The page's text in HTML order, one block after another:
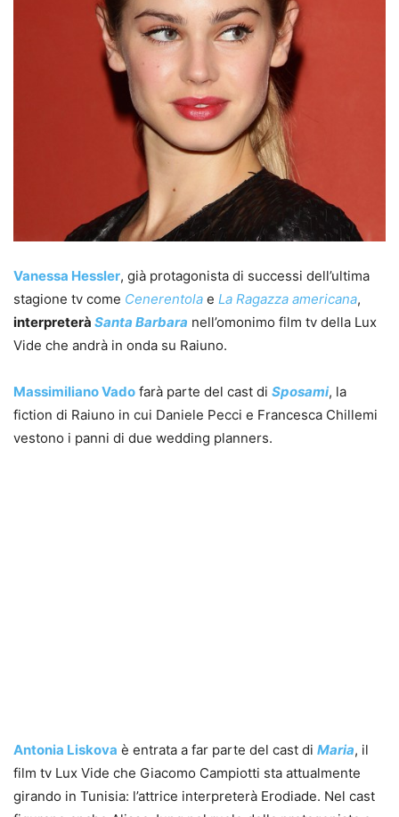
Vanessa Hessler, già protagonista di successi dell’ultima
stagione tv come Cenerentola e La Ragazza americana,
interpreterà Santa Barbara nell’omonimo film tv della Lux
Vide che andrà in onda su Raiuno.
Massimiliano Vado farà parte del cast di Sposami, la
fiction di Raiuno in cui Daniele Pecci e Francesca Chillemi
vestono i panni di due wedding planners.
Antonia Liskova è entrata a far parte del cast di Maria, il
film tv Lux Vide che Giacomo Campiotti sta attualmente
girando in Tunisia: l’attrice interpreterà Erodiade. Nel cast